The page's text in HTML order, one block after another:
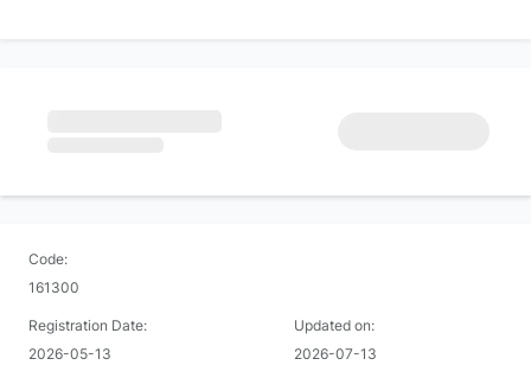
Code:
161300
Registration Date:
2026-05-13
Updated on:
2026-07-13